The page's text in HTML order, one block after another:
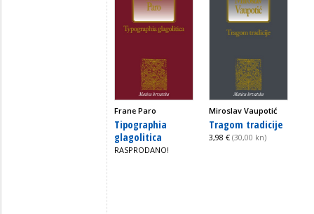
Frane Paro
Tipographia
glagolitica
RASPRODANO!
Miroslav Vaupotić
Tragom tradicije
3,98 € (30,00 kn)